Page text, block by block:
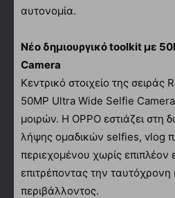
αυτονομία.
Νέο δημιουργικό toolkit με
Camera
Κεντρικό στοιχείο της σειράς
50MP Ultra Wide Selfie
μοιρών. Η OPPO εστιάζει στη
λήψης ομαδικών selfies, vlog
περιεχομένου χωρίς επιπλέον
επιτρέποντας την
περιβάλλοντος.